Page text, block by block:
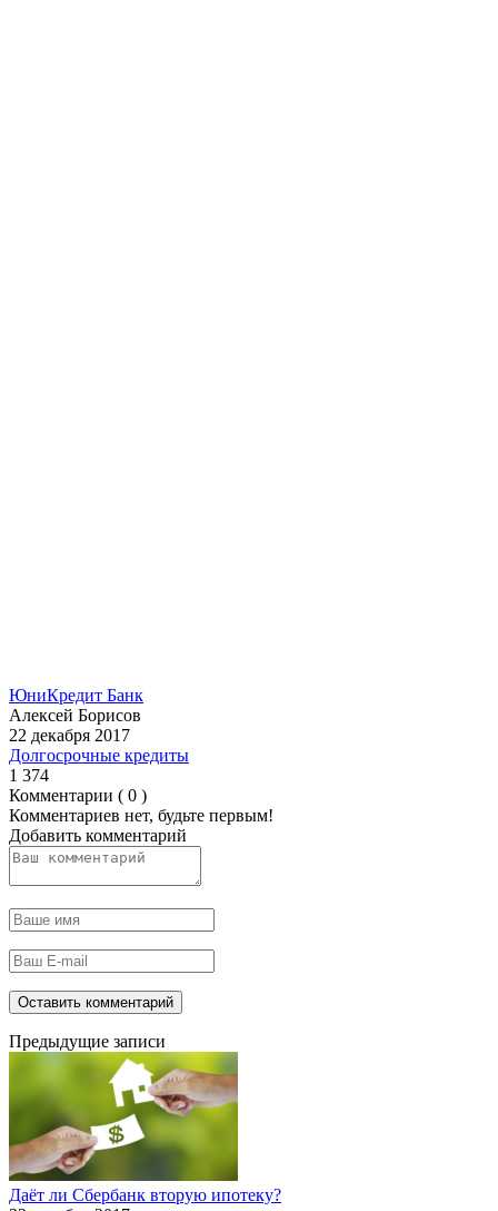
ЮниКредит Банк
Алексей Борисов
22 декабря 2017
Долгосрочные кредиты
1 374
Комментарии ( 0 )
Комментариев нет, будьте первым!
Добавить комментарий
Предыдущие записи
Даёт ли Сбербанк вторую ипотеку?